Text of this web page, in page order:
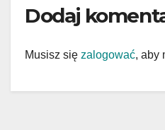
Dodaj
Musisz się zalogować, aby